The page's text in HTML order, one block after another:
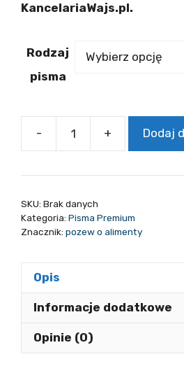
KancelariaWajs.pl.
Rodzaj
pisma
-
ilość
o
Pismo
+ Dodaj
SKU: Brak danych
Kategoria: Pisma Premium
Znacznik: pozew o alimenty
Opis
Informacje dodatkowe
Opinie (0)